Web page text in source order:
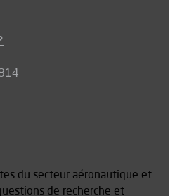
du secteur aéronautique et
de recherche et